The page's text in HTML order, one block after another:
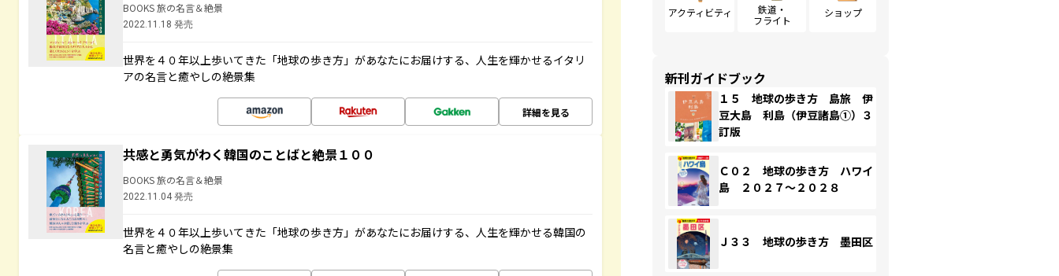
BOOKS 旅の名言＆絶景
2022.11.18 発売
世界を４０年以上歩いてきた「地球の歩き方」があなたにお届けする、人生を輝かせるイタリ
アの名言と癒やしの絶景集
詳細を見る
共感と勇気がわく韓国のことばと絶景１００
BOOKS 旅の名言＆絶景
2022.11.04 発売
世界を４０年以上歩いてきた「地球の歩き方」があなたにお届けする、人生を輝かせる韓国の
名言と癒やしの絶景集
アクティビティ
鉄道・
フライト
ショップ
新刊ガイドブック
１５ 地球の歩き方 島旅 伊
豆大島 利島（伊豆諸島①）３
訂版
Ｃ０２ 地球の歩き方 ハワイ
島 ２０２７～２０２８
Ｊ３３ 地球の歩き方 墨田区